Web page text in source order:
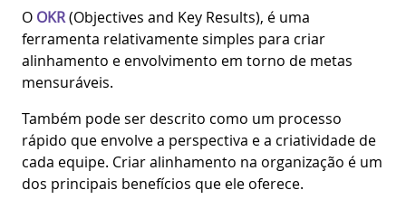
O OKR(Objectives and Key Results), é uma
ferramenta relativamente simples para criar
alinhamento e envolvimento em torno de metas
mensuráveis.
Também pode ser descrito como um processo
rápido que envolve a perspectiva e a criatividade de
cada equipe. Criar alinhamento na organização é um
dos principais benefícios que ele oferece.